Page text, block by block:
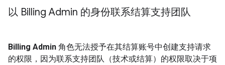
以 Billing Admin 的身份联系结算支持团队
Billing Admin 角色无法授予在其结算账号中创建支持请求
的权限，因为联系支持团队（技术或结算）的权限取决于项